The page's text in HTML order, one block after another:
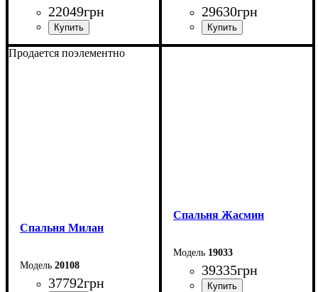
22049грн 29630грн
Продается поэлементно
Спальня Милан
20108
37792грн
Спальня Жасмин
19033
39335грн